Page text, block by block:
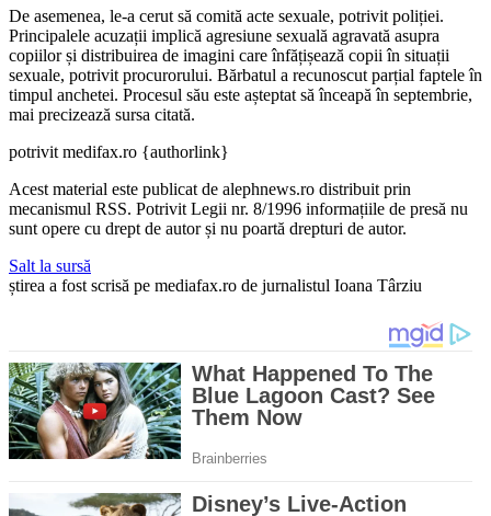
De asemenea, le-a cerut să comită acte sexuale, potrivit poliției.
Principalele acuzații implică agresiune sexuală agravată asupra
copiilor și distribuirea de imagini care înfățișează copii în situații
sexuale, potrivit procurorului. Bărbatul a recunoscut parțial faptele în
timpul anchetei. Procesul său este așteptat să înceapă în septembrie,
mai precizează sursa citată.
potrivit medifax.ro {authorlink}
Acest material este publicat de alephnews.ro distribuit prin
mecanismul RSS. Potrivit Legii nr. 8/1996 informațiile de presă nu
sunt opere cu drept de autor și nu poartă drepturi de autor.
Salt la sursă
știrea a fost scrisă pe mediafax.ro de jurnalistul Ioana Târziu